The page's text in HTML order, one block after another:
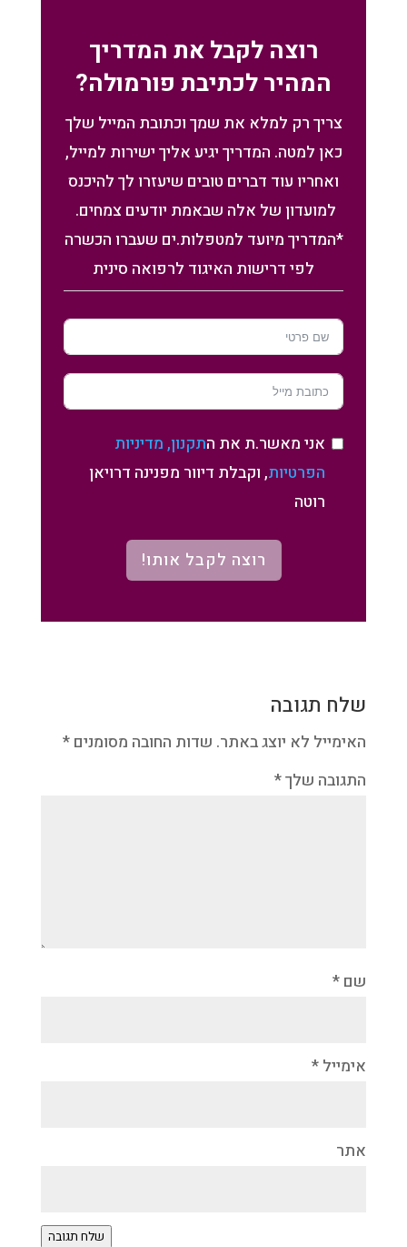
רוצה לקבל את המדריך
המהיר לכתיבת פורמולה?
צריך רק למלא את שמך וכתובת המייל שלך
כאן למטה. המדריך יגיע אליך ישירות למייל,
ואחריו עוד דברים טובים שיעזרו לך להיכנס
למועדון של אלה שבאמת יודעים צמחים.
*המדריך מיועד למטפלות.ים שעברו הכשרה
לפי דרישות האיגוד לרפואה סינית
אני מאשר.ת את התקנון, מדיניות
הפרטיות, וקבלת דיוור מפנינה דרויאן
רוטה
רוצה לקבל אותו!
שלח תגובה
האימייל לא יוצג באתר. שדות החובה מסומנים *
התגובה שלך*
שם *
אימייל *
אתר
שלח תגובה